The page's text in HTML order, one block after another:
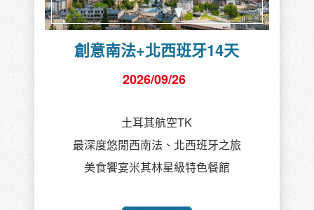
創意南法+北西班牙14天
2026/09/26
土耳其航空TK
最深度悠閒西南法、北西班牙之旅
美食饗宴米其林星級特色餐館